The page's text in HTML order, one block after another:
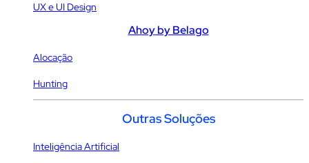
UX e UI Design
Ahoy by Belago
Alocação
Hunting
Outras Soluções
Inteligência Artificial